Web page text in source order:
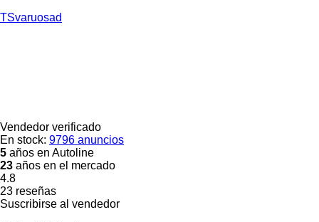
TSvaruosad
Vendedor verificado
En stock: 9796 anuncios
5 años en Autoline
23 años en el mercado
4.8
23 reseñas
Suscribirse al vendedor